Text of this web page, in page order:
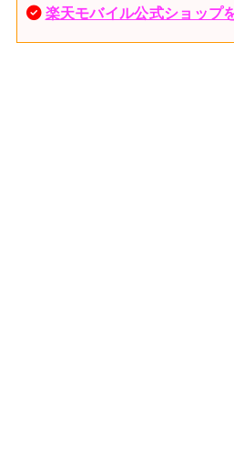
楽天モバイル公式ショップ